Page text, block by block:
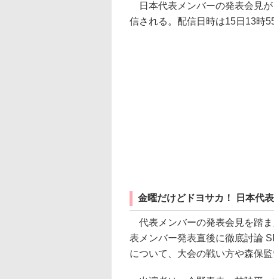
日本代表メンバーの発表会見
信される。配信日時は15日13時
金曜だけどドヨサカ！ 日本代
代表メンバーの発表会見を踏
表メンバー発表直後に徹底討論
について、大会の戦い方や森保